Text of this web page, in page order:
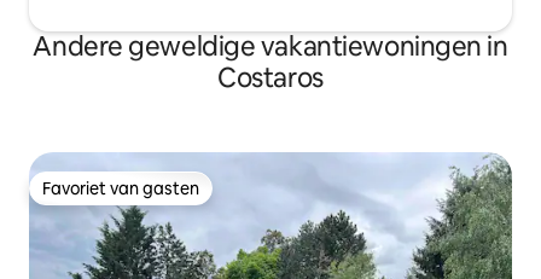
Andere geweldige vakantiewoningen in
Costaros
Favoriet van gasten
Favoriet van gasten